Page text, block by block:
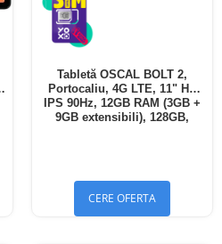
Tabletă OSCAL BOLT 2,
Portocaliu, 4G LTE, 11" HD
IPS 90Hz, 12GB RAM (3GB +
9GB extensibili), 128GB,
CERE OFERTA